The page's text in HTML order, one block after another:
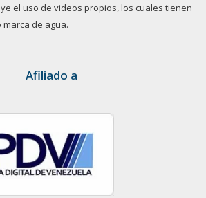
el uso de videos propios, los cuales tienen
de agua.
Afiliado a